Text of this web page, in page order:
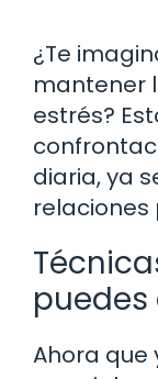
¿Te
mantener
estrés?
diaria, ya
relaciones
Ahora que